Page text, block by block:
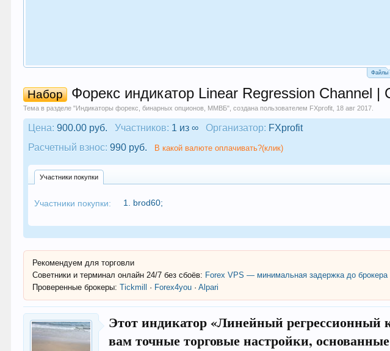
Файлы
Набор Форекс индикатор Linear Regression Channel |
Тема в разделе "Индикаторы форекс, бинарных опционов, ММВБ", создана пользователем FXprofit 18 авг 2017
Цена: 900.00 руб. Участников: 1 из ∞ Организатор: FXprofit
Расчетный взнос: 990 руб. В какой валюте оплачивать?(клик)
Участники покупки
Участники покупки: 1. brod60;
Рекомендуем для торговли
Советники и терминал онлайн 24/7 без сбоёв: Forex VPS — минимальная задержка до брокера
Проверенные брокеры: Tickmill · Forex4you ·Alpari
Этот индикатор «Линейный регрессионный
вам точные торговые настройки,